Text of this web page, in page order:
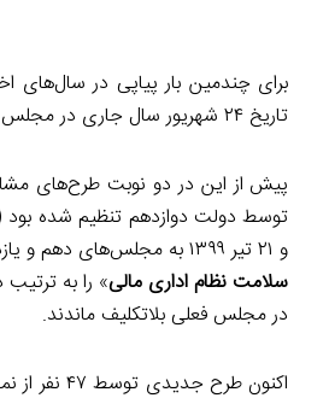
برای چندمین بار پیاپی در سال‌های
تاریخ ۲۴ شهریور سال جاری در مجلس شورای اسلامی اعلام وصول شد.
پیش از این در دو نوبت طرح‌های
توسط دولت دوازدهم تنظیم شده بود
و ۲۱ تیر ۱۳۹۹ به مجلس‌های دهم و یازدهم ارسال شده بود که هیچ‌کدام اعلام وصول نشد. به علاوه دولت قبلی لوایح «
سلامت نظام اداری مالی
در مجلس فعلی بلاتکلیف ماندند.
اکنون